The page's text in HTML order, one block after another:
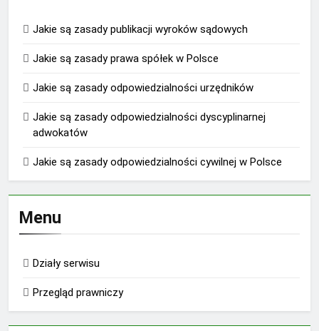
Jakie są zasady publikacji wyroków sądowych
Jakie są zasady prawa spółek w Polsce
Jakie są zasady odpowiedzialności urzędników
Jakie są zasady odpowiedzialności dyscyplinarnej
adwokatów
Jakie są zasady odpowiedzialności cywilnej w Polsce
Menu
Działy serwisu
Przegląd prawniczy